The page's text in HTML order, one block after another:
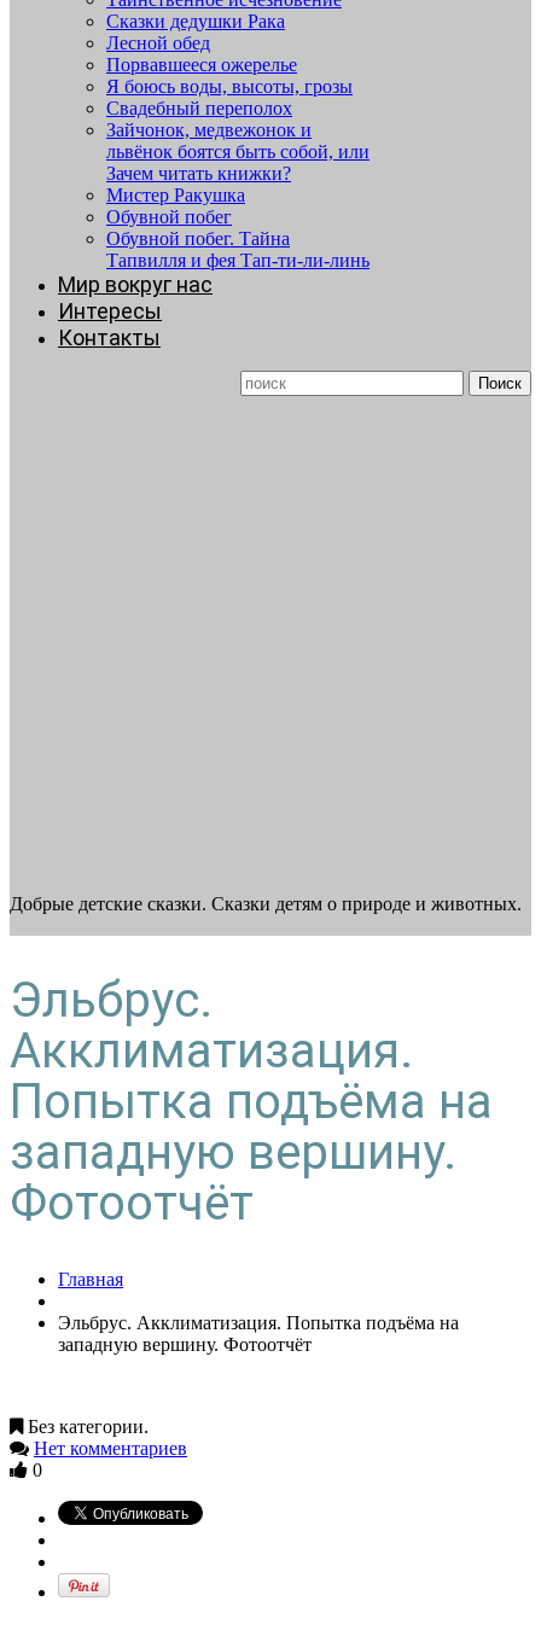
Сказки дедушки Рака
Лесной обед
Порвавшееся ожерелье
Я боюсь воды, высоты, грозы
Свадебный переполох
Зайчонок, медвежонок и
львёнок боятся быть собой, или
Зачем читать книжки?
Мистер Ракушка
Обувной побег
Обувной побег. Тайна
Тапвилля и фея Тап-ти-ли-линь
Мир вокруг нас
Интересы
Контакты
Добрые детские сказки. Сказки детям о природе и животных.
Эльбрус.
Акклиматизация.
Попытка подъёма на
западную вершину.
Фотоотчёт
Главная
Эльбрус. Акклиматизация. Попытка подъёма на
западную вершину. Фотоотчёт
Без категории.
Нет комментариев
0